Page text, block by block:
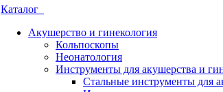
Каталог
Акушерство и гинекология
Кольпоскопы
Неонатология
Инструменты для акушерства и
Стальные инструменты для